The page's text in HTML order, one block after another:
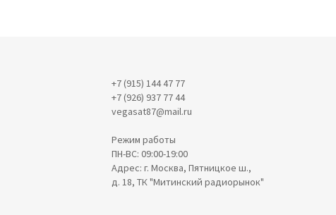
+7 (915) 144 47 77
+7 (926) 937 77 44
vegasat87@mail.ru
Режим работы
ПН-ВС: 09:00-19:00
Адрес: г. Москва, Пятницкое ш.,
д. 18, ТК "Митинский радиорынок"